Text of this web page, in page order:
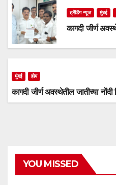
ट्रेंडिंग न्यूज मुंबई
कागदी जीर्ण
मुंबई होम
कागदी जीर्ण अवस्थेतील जातीच्या
YOU MISSED